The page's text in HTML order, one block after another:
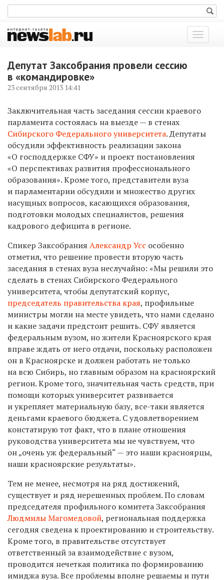
Показать
меню
Депутат Заксобрания провели сессию
в «командировке»
23 сентября 2013 14:41
Заключительная часть заседания сессии краевого
парламента состоялась на выезде — в стенах
Сибирского Федерального университета. Депутаты
обсудили эффективность реализации закона
«О господдержке СФУ» и проект постановления
«О перспективах развития профессионального
образования». Кроме того, представители вуза
и парламентарии обсудили и множество других
насущных вопросов, касающихся образования,
подготовки молодых специалистов, решения
кадрового дефицита в регионе.
Спикер Заксобрания Александр Усс особенно
отметил, что решение провести вторую часть
заседания в стенах вуза неслучайно: «Мы решили это
сделать в стенах Сибирского Федерального
университета, чтобы депутатский корпус,
председатель правительства края, профильные
министры могли на месте увидеть, что нами сделано
и какие задачи предстоит решить. СФУ является
федеральным вузом, но жители Красноярского края
вправе ждать от него отдачи, поскольку расположен
он в Красноярске и должен работать не только
на всю Сибирь, но главным образом на красноярский
регион. Кроме того, значительная часть средств, при
помощи которых университет развивается
и укрепляет материальную базу, все-таки является
деньгами краевого бюджета. С удовлетворением
констатирую тот факт, что в плане отношения
руководства университета мы не чувствуем, что
он „очень уж федеральный“ — это наши красноярцы,
наши красноярские результаты».
Тем не менее, несмотря на ряд достижений,
существует и ряд нерешенных проблем. По словам
председателя профильного комитета Заксобрания
Людмилы Магомедовой, региональная поддержка
сегодня сведена к проектированию и строительству.
Кроме того, в правительстве отсутствует
ответственный за взаимодействие с вузом,
проводится нечеткая политика по формированию
имиджа вуза. Все проблемы вполне решаемы и пути